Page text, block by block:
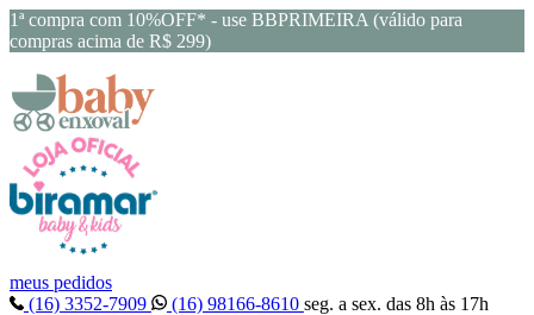
1ª compra com 10%OFF* - use BBPRIMEIRA (válido para
compras acima de R$ 299)
meus pedidos
(16) 3352-7909
(16) 98166-8610 seg. a sex. das 8h às 17h